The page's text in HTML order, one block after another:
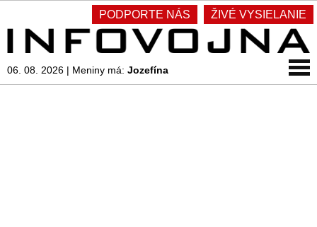
PODPORTE NÁS ŽIVÉ VYSIELANIE
06. 08. 2026 | Meniny má: Jozefína